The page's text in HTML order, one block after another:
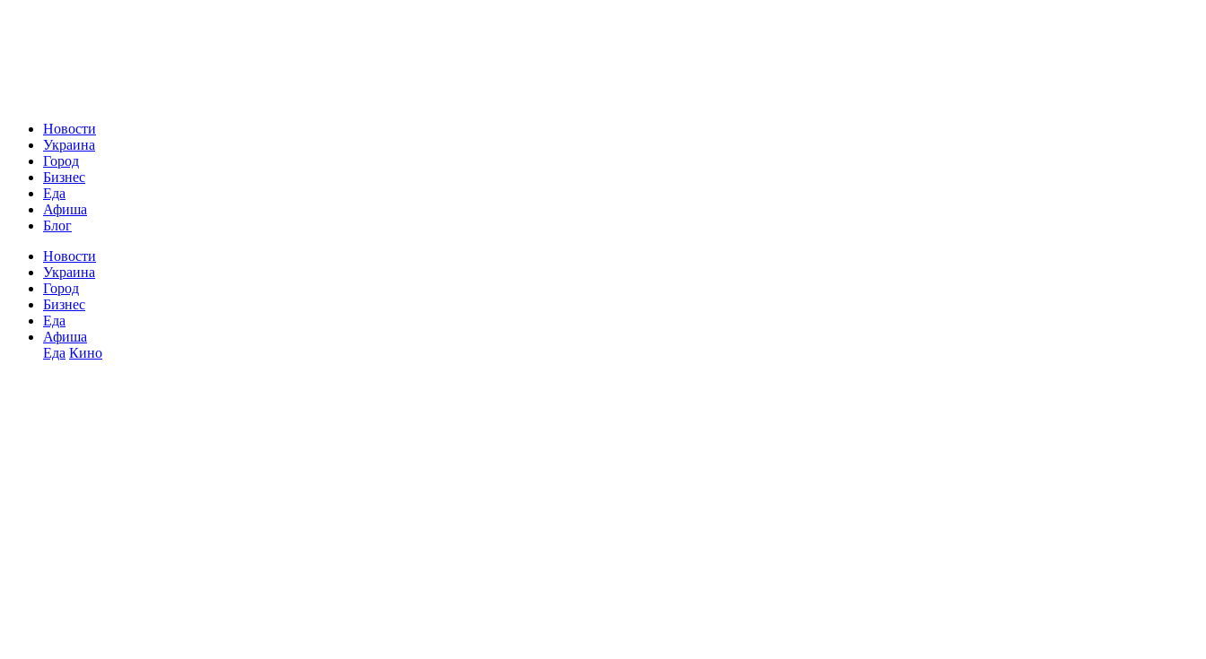
Новости
Украина
Город
Бизнес
Еда
Афиша
Блог
Новости
Украина
Город
Бизнес
Еда
Афиша
Еда Кино